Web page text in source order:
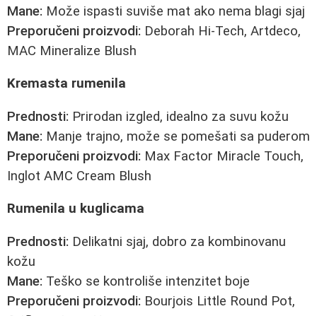
Mane: Može ispasti suviše mat ako nema blagi sjaj
Preporučeni proizvodi: Deborah Hi-Tech, Artdeco,
MAC Mineralize Blush
Kremasta rumenila
Prednosti: Prirodan izgled, idealno za suvu kožu
Mane: Manje trajno, može se pomešati sa puderom
Preporučeni proizvodi: Max Factor Miracle Touch,
Inglot AMC Cream Blush
Rumenila u kuglicama
Prednosti: Delikatni sjaj, dobro za kombinovanu
kožu
Mane: Teško se kontroliše intenzitet boje
Preporučeni proizvodi: Bourjois Little Round Pot,